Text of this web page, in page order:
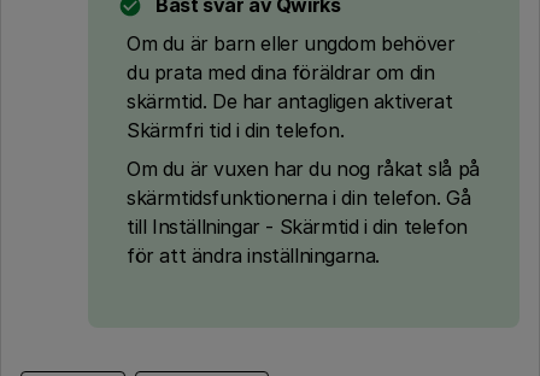
Bäst svar av Qwirks
Om du är barn eller ungdom behöver
du prata med dina föräldrar om din
skärmtid. De har antagligen aktiverat
Skärmfri tid i din telefon.
Om du är vuxen har du nog råkat slå på
skärmtidsfunktionerna i din telefon. Gå
till Inställningar - Skärmtid i din telefon
för att ändra inställningarna.